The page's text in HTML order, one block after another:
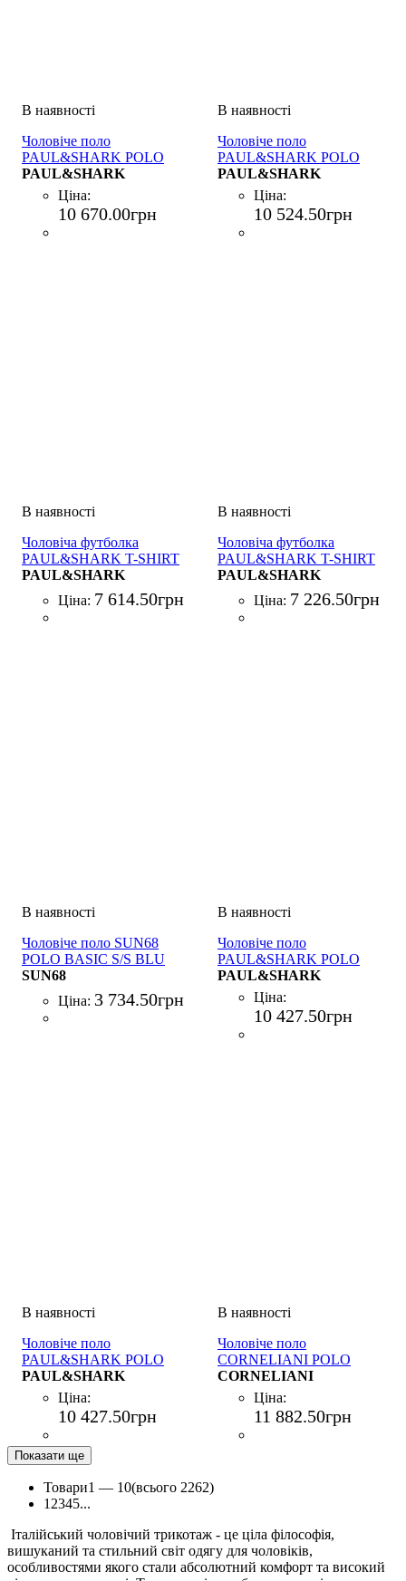
Чоловіче поло
PAUL&SHARK POLO
BOTTONI COTONE
BIANCO
PAUL&SHARK
Ціна:
10 670.00грн
Чоловіче поло
PAUL&SHARK POLO
BOTTONI COT
LYOCELL BIANCO
PAUL&SHARK
Ціна:
10 524.50грн
Чоловіча футболка
PAUL&SHARK T-SHIRT
COTONE BEIGE
PAUL&SHARK
Ціна: 7 614.50грн
Чоловіча футболка
PAUL&SHARK T-SHIRT
COTONE NERO
PAUL&SHARK
Ціна: 7 226.50грн
Чоловіче поло SUN68
POLO BASIC S/S BLU
SUN68
Ціна: 3 734.50грн
Чоловіче поло
PAUL&SHARK POLO
BOTTONI COTONE
BIANCO
PAUL&SHARK
Ціна:
10 427.50грн
Чоловіче поло
PAUL&SHARK POLO
BOTTONI COTONE BLU
PAUL&SHARK
Ціна:
10 427.50грн
Чоловіче поло
CORNELIANI POLO
CORNELIANI
Ціна:
11 882.50грн
Показати ще
Товари1 — 10(всього 2262)
1 2345...
Італійський чоловічий трикотаж - це ціла філософія,
вишуканий та стильний світ одягу для чоловіків,
особливостями якого стали абсолютний комфорт та високий